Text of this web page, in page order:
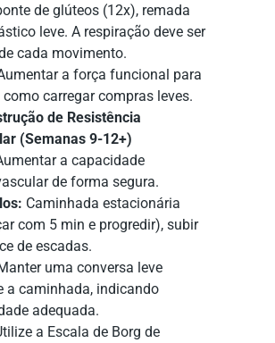
de glúteos (12x), remada
leve. A respiração deve ser
cada movimento.
a força funcional para
carregar compras leves.
de Resistência
(Semanas 9-12+)
a capacidade
de forma segura.
Caminhada estacionária
com 5 min e progredir), subir
de escadas.
uma conversa leve
a caminhada, indicando
adequada.
a Escala de Borg de